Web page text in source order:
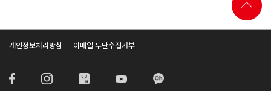
개인정보처리방침 이메일 무단수집거부